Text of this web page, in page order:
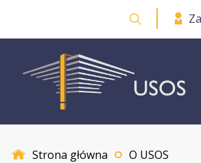
Przejdź
Otwórz
Strona główna
O USOS